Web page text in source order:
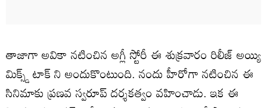
తాజాగా అవికా నటించిన అగ్లీ స్టోరీ ఈ శుక్రవారం రిలీజ్ అయ్యి
మిక్స్డ్ టాక్ ని అందుకొంటుంది. నందు హీరోగా నటించిన ఈ
సినిమాకు ప్రణవ స్వరూప్‌ దర్శకత్వం వహించాడు. ఇక ఈ